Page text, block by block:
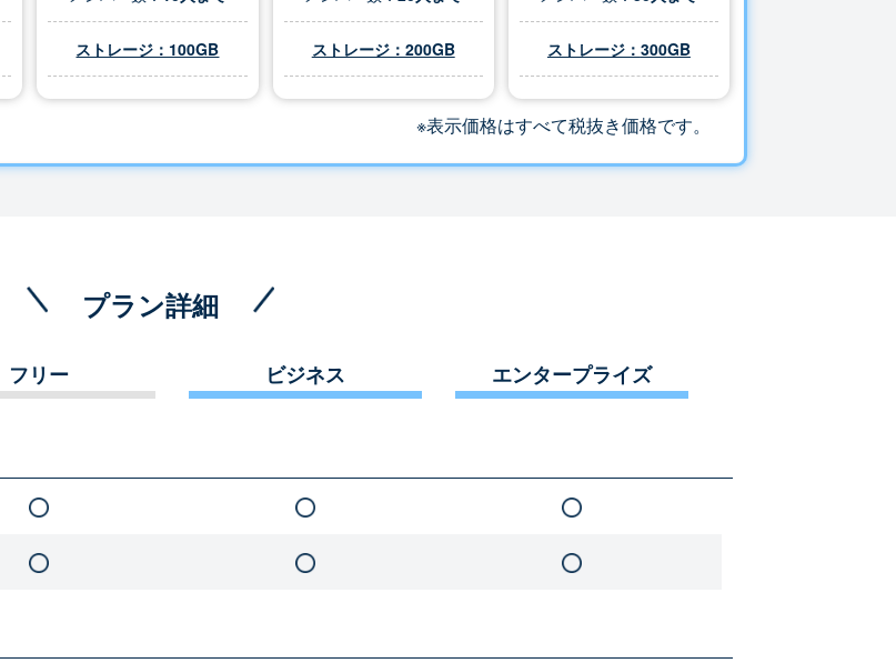
ストレージ：100GB ストレージ：200GB ストレージ： 300GB
※表示価格はすべて税抜き価格です。
プラン詳細
フリー ビジネス エンタープライズ